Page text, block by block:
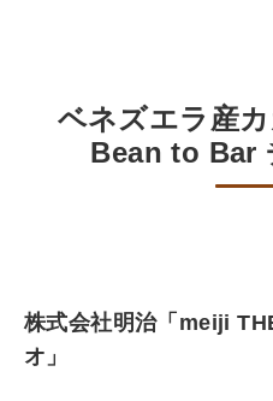
ベネズエラ産
Bean to Bar
株式会社明治「meiji
オ」